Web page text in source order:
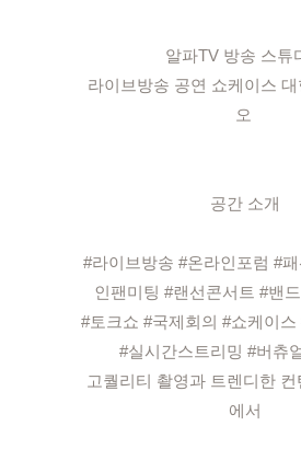
알파TV 방송 스튜
라이브방송 공연 쇼케이스
오
공간 소개
#라이브방송 #온라인포럼 #
인팬미팅 #랜선콘서트 #밴
#토크쇼 #국제회의 #쇼케이
#실시간스트리밍 #버츄
고퀄리티 촬영과 트렌디한
에서